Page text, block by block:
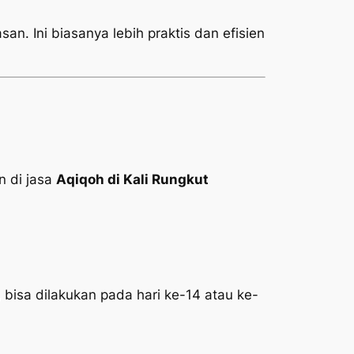
Ini biasanya lebih praktis dan efisien
di jasa Aqiqoh di Kali Rungkut
dilakukan pada hari ke-14 atau ke-